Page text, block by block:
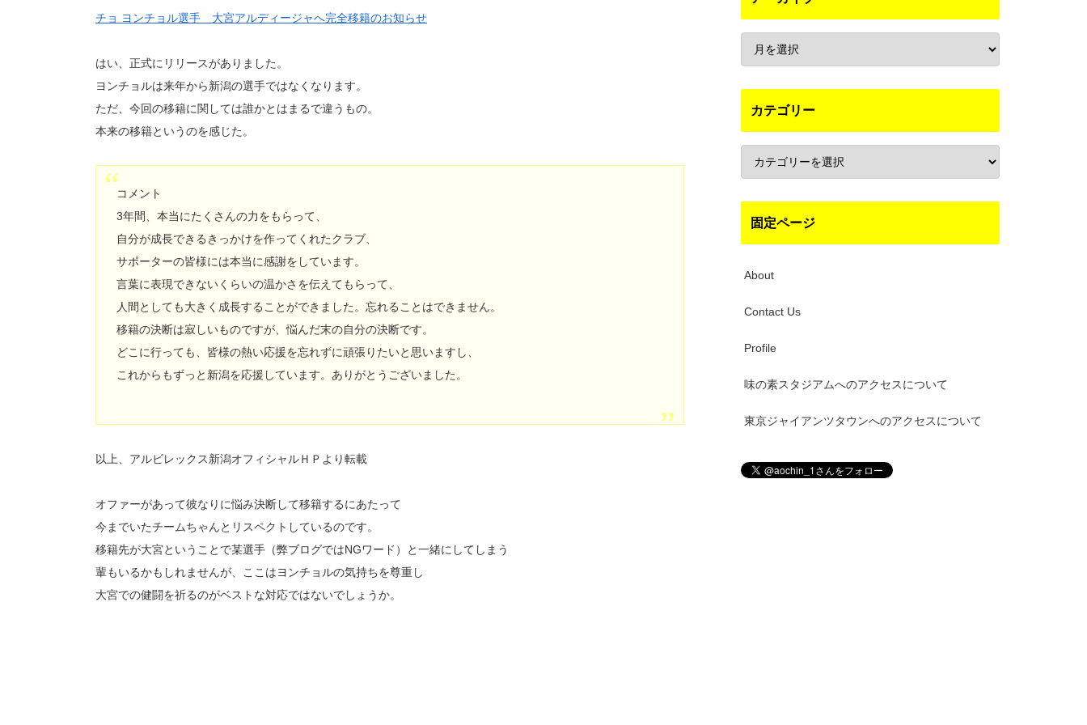
チョ ヨンチョル選手 大宮アルディージャへ完全移籍のお知らせ
はい、正式にリリースがありました。
ヨンチョルは来年から新潟の選手ではなくなります。
ただ、今回の移籍に関しては誰かとはまるで違うもの。
本来の移籍というのを感じた。
コメント
3年間、本当にたくさんの力をもらって、
自分が成長できるきっかけを作ってくれたクラブ、
サポーターの皆様には本当に感謝をしています。
言葉に表現できないくらいの温かさを伝えてもらって、
人間としても大きく成長することができました。忘れることはできません。
移籍の決断は寂しいものですが、悩んだ末の自分の決断です。
どこに行っても、皆様の熱い応援を忘れずに頑張りたいと思いますし、
これからもずっと新潟を応援しています。ありがとうございました。
以上、アルビレックス新潟オフィシャルＨＰより転載
オファーがあって彼なりに悩み決断して移籍するにあたって
今までいたチームちゃんとリスペクトしているのです。
移籍先が大宮ということで某選手（弊ブログではNGワード）と一緒にしてしまう
輩もいるかもしれませんが、ここはヨンチョルの気持ちを尊重し
大宮での健闘を祈るのがベストな対応ではないでしょうか。
カテゴリー
固定ページ
About
Contact Us
Profile
味の素スタジアムへのアクセスについて
東京ジャイアンツタウンへのアクセスについて